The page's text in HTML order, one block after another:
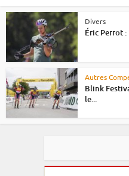
Divers
Éric Perrot :
Autres
Blink
le...